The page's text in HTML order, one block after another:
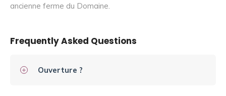
ancienne ferme du Domaine.
Frequently Asked Questions
Ouverture ?